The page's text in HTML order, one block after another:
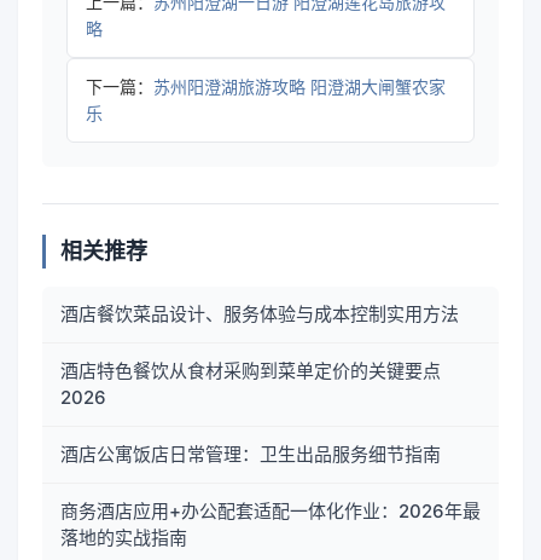
略
下一篇： 苏州阳澄湖旅游攻略 阳澄湖大闸蟹农家
乐
相关推荐
酒店餐饮菜品设计、服务体验与成本控制实用方法
酒店特色餐饮从食材采购到菜单定价的关键要点
2026
酒店公寓饭店日常管理：卫生出品服务细节指南
商务酒店应用+办公配套适配一体化作业：2026年最
落地的实战指南